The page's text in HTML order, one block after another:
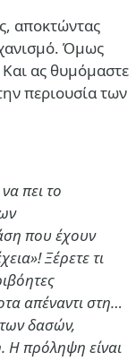
αποκτώντας
Όμως
Και ας θυμόμαστε
περιουσία των
πει το
που έχουν
Ξέρετε τι
απέναντι στη…
δασών,
Η πρόληψη είναι